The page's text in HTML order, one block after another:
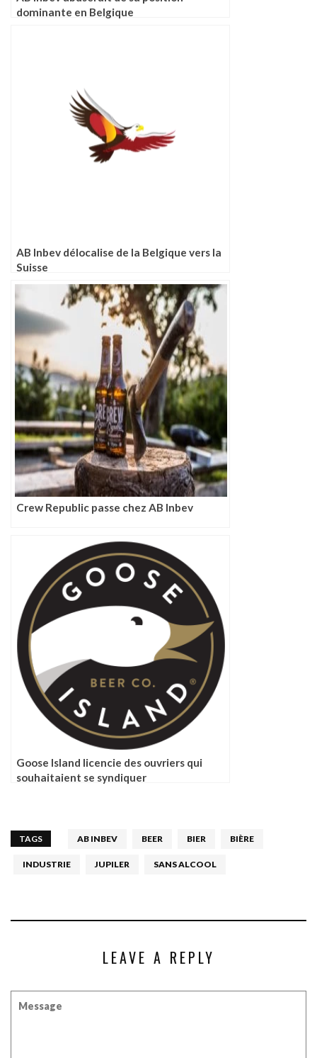
dominante en Belgique
AB Inbev délocalise de la Belgique vers la
Suisse
Crew Republic passe chez AB Inbev
Goose Island licencie des ouvriers qui
souhaitaient se syndiquer
TAGS AB INBEV BEER BIER BIÈRE
INDUSTRIE JUPILER SANS ALCOOL
LEAVE A REPLY